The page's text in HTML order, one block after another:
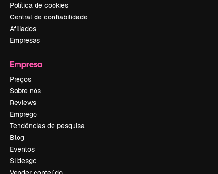
Política de cookies
Central de confiabilidade
Afiliados
Empresas
Empresa
Preços
Sobre nós
Reviews
Emprego
Tendências de pesquisa
Blog
Eventos
Slidesgo